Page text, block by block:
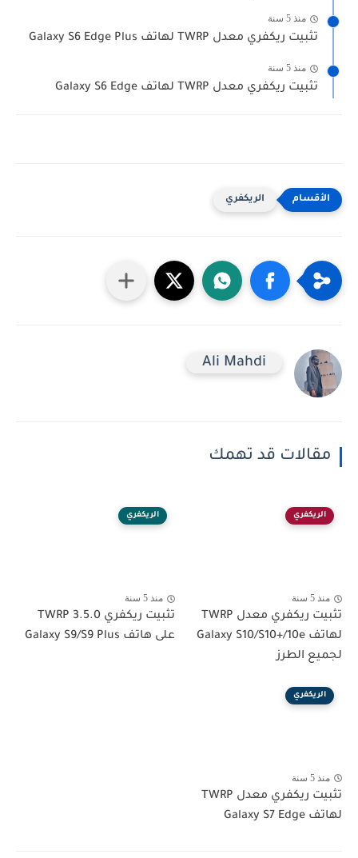
منذ 5 سنة
تثبيت ريكفري معدل TWRP لهاتف Galaxy S6 Edge Plus
منذ 5 سنة
تثبيت ريكفري معدل TWRP لهاتف Galaxy S6 Edge
الريكفري
Ali Mahdi
مقالات قد تهمك
الريكفري
منذ 5 سنة
تثبيت ريكفري معدل TWRP
لهاتف Galaxy S10/S10+/10e
لجميع الطرز
الريكفري
منذ 5 سنة
تثبيت ريكفري TWRP 3.5.0
على هاتف Galaxy S9/S9 Plus
الريكفري
منذ 5 سنة
تثبيت ريكفري معدل TWRP
لهاتف Galaxy S7 Edge